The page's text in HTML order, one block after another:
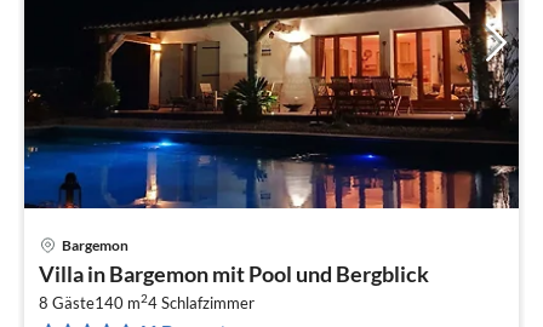
Bargemon
Villa in Bargemon mit Pool und Bergblick
8 Gäste140 m24Schlafzimmer